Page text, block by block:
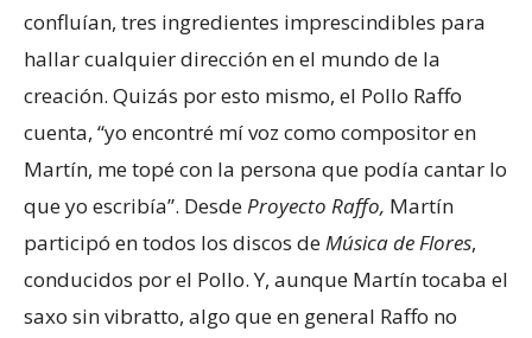
confluían, tres ingredientes imprescindibles para
hallar cualquier dirección en el mundo de la
creación. Quizás por esto mismo, el Pollo Raffo
cuenta, “yo encontré mí voz como compositor en
Martín, me topé con la persona que podía cantar lo
que yo escribía”. DesdeProyecto Raffo, Martín
participó en todos los discos deMúsica de Flores,
conducidos por el Pollo. Y, aunque Martín tocaba el
saxo sin vibratto, algo que en general Raffo no